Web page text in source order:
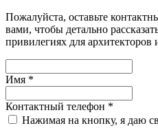
Пожалуйста, оставьте
вами, чтобы детально
привилегиях для архитекторов
Имя *
Контактный телефон *
Нажимая на кнопку, я даю